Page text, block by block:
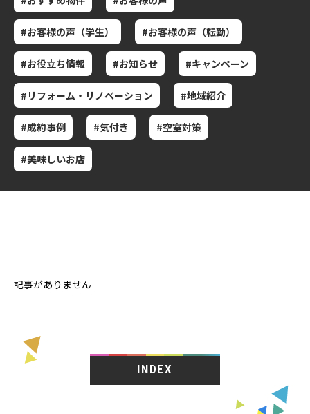
#お客様の声（学生） #お客様の声（転勤）
#お役立ち情報 #お知らせ #キャンペーン
#リフォーム・リノベーション #地域紹介
#成約事例 #気付き #空室対策
#美味しいお店
記事がありません
INDEX